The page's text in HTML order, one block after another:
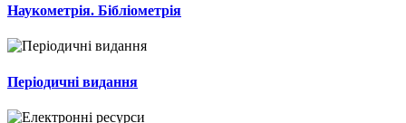
Наукометрія. Бібліометрія
Періодичні видання